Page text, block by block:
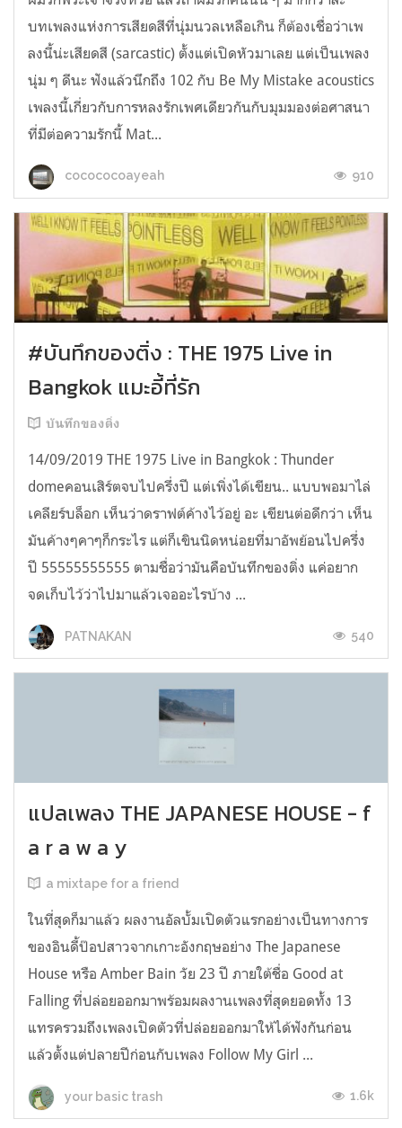
บทเพลงแห่งการเสียดสีที่นุ่มนวลเหลือเกิน ก็ต้องเชื่อว่าเพ
ลงนี้น่ะเสียดสี (sarcastic) ตั้งแต่เปิดหัวมาเลย แต่เป็นเพลง
นุ่ม ๆ ดีนะ ฟังแล้วนึกถึง 102 กับ Be My Mistake acoustics
เพลงนี้เกี่ยวกับการหลงรักเพศเดียวกันกับมุมมองต่อศาสนา
ที่มีต่อความรักนี้ Mat...
cocococoayeah 910
#บันทึกของติ่ง : THE 1975 Live in
Bangkok แมะอี้ที่รัก
บันทึกของติ่ง
14/09/2019 THE 1975 Live in Bangkok : Thunder
domeคอนเสิร์ตจบไปครึ่งปี แต่เพิ่งได้เขียน.. แบบพอมาไล่
เคลียร์บล็อก เห็นว่าดราฟต์ค้างไว้อยู่ อะ เขียนต่อดีกว่า เห็น
มันค้างๆคาๆก็กระไร แต่ก็เขินนิดหน่อยที่มาอัพย้อนไปครึ่ง
ปี 55555555555 ตามชื่อว่ามันคือบันทึกของติ่ง แค่อยาก
จดเก็บไว้ว่าไปมาแล้วเจออะไรบ้าง ...
PATNAKAN 540
แปลเพลง THE JAPANESE HOUSE - f
a r a w a y
a mixtape for a friend
ในที่สุดก็มาแล้ว ผลงานอัลบั้มเปิดตัวแรกอย่างเป็นทางการ
ของอินดี้ป๊อปสาวจากเกาะอังกฤษอย่าง The Japanese
House หรือ Amber Bain วัย 23 ปี ภายใต้ชื่อ Good at
Falling ที่ปล่อยออกมาพร้อมผลงานเพลงที่สุดยอดทั้ง 13
แทรครวมถึงเพลงเปิดตัวที่ปล่อยออกมาให้ได้ฟังกันก่อน
แล้วตั้งแต่ปลายปีก่อนกับเพลง Follow My Girl ...
your basic trash 1.6k